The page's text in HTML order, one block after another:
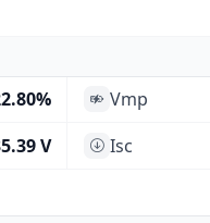
Vmp
V
Isc